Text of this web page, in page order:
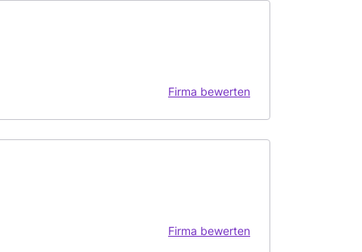
Firma bewerten
Firma bewerten